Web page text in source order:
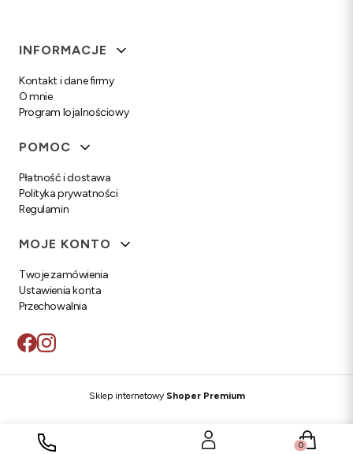
Linki w stopce
INFORMACJE
Kontakt i dane firmy
O mnie
Program lojalnościowy
POMOC
Płatność i dostawa
Polityka prywatności
Regulamin
MOJE KONTO
Twoje zamówienia
Ustawienia konta
Przechowalnia
Sklep internetowy Shoper Premium
Produkty